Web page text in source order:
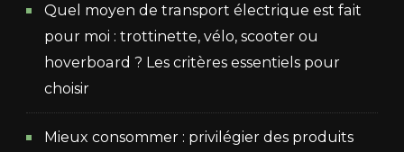
Quel moyen de transport électrique est fait
pour moi : trottinette, vélo, scooter ou
hoverboard ? Les critères essentiels pour
choisir
Mieux consommer : privilégier des produits